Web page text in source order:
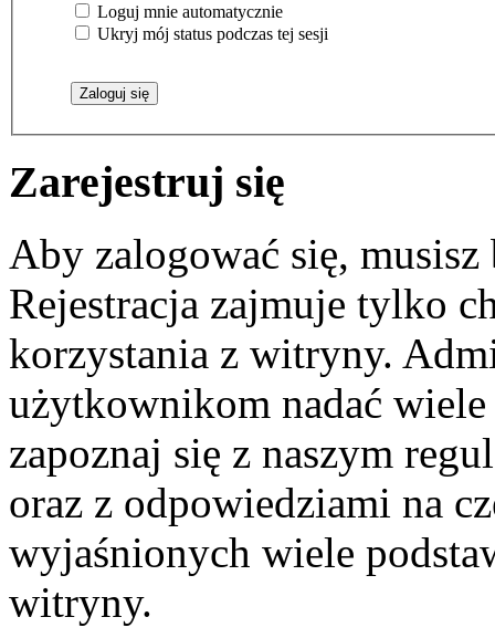
Loguj mnie automatycznie
Ukryj mój status podczas tej sesji
Zarejestruj się
Aby zalogować się,
Rejestracja zajmuje tylko
korzystania z witryny.
użytkownikom nadać
zapoznaj się z naszym
oraz z odpowiedziami na
wyjaśnionych wiele
witryny.